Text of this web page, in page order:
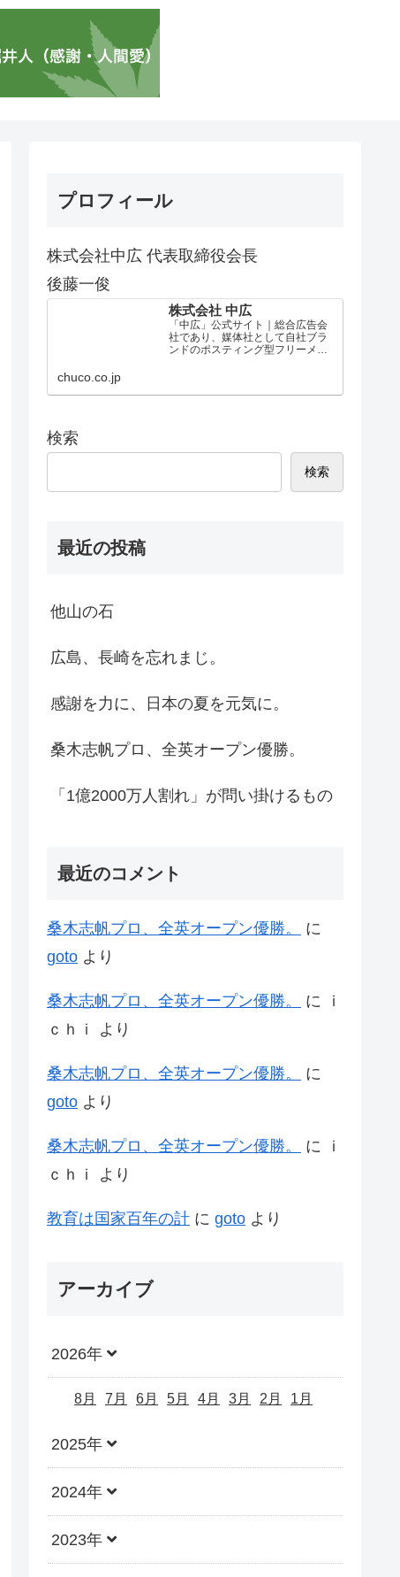
プロフィール
株式会社中広 代表取締役会長
後藤一俊
株式会社 中広
「中広」公式サイト｜総合広告会
社であり、媒体社として自社ブラ
ンドのポスティング型フリーメデ
chuco.co.jp
検索
検索
最近の投稿
他山の石
広島、長崎を忘れまじ。
感謝を力に、日本の夏を元気に。
桑木志帆プロ、全英オープン優勝。
「1億2000万人割れ」が問い掛けるもの
最近のコメント
桑木志帆プロ、全英オープン優勝。
に
goto より
桑木志帆プロ、全英オープン優勝。 に
ｉ
ｃｈｉ
より
桑木志帆プロ、全英オープン優勝。
に
goto より
桑木志帆プロ、全英オープン優勝。 に
ｉ
ｃｈｉ
より
教育は国家百年の計 に goto より
アーカイブ
2026年
8月 7月 6月 5月 4月 3月 2月 1月
2025年
2024年
2023年